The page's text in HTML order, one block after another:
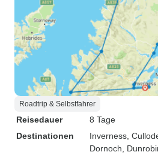
Roadtrip & Selbstfahrer
Reisedauer
8 Tage
Destinationen
Inverness ,
Dornoch ,